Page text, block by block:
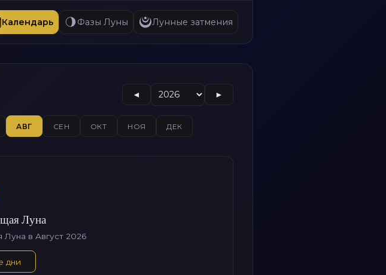
Календарь Фазы Луны Лунные затмения
◄ ►
АВГ СЕН ОКТ НОЯ ДЕК
Луна
в Август 2026
дни